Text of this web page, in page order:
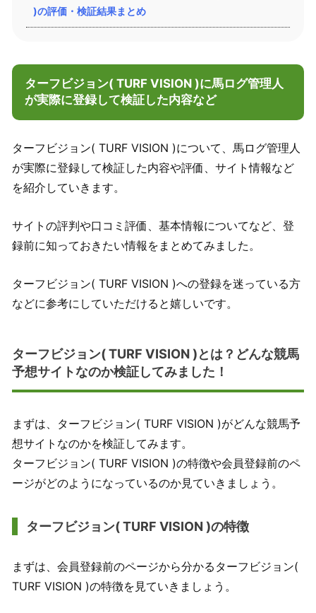
)の評価・検証結果まとめ
ターフビジョン( TURF VISION )に馬ログ管理人
が実際に登録して検証した内容など
ターフビジョン( TURF VISION )について、馬ログ管理人
が実際に登録して検証した内容や評価、サイト情報など
を紹介していきます。
サイトの評判や口コミ評価、基本情報についてなど、登
録前に知っておきたい情報をまとめてみました。
ターフビジョン( TURF VISION )への登録を迷っている方
などに参考にしていただけると嬉しいです。
ターフビジョン( TURF VISION )とは？どんな競馬
予想サイトなのか検証してみました！
まずは、ターフビジョン( TURF VISION )がどんな競馬予
想サイトなのかを検証してみます。
ターフビジョン( TURF VISION )の特徴や会員登録前のペ
ージがどのようになっているのか見ていきましょう。
ターフビジョン( TURF VISION )の特徴
まずは、会員登録前のページから分かるターフビジョン(
TURF VISION )の特徴を見ていきましょう。